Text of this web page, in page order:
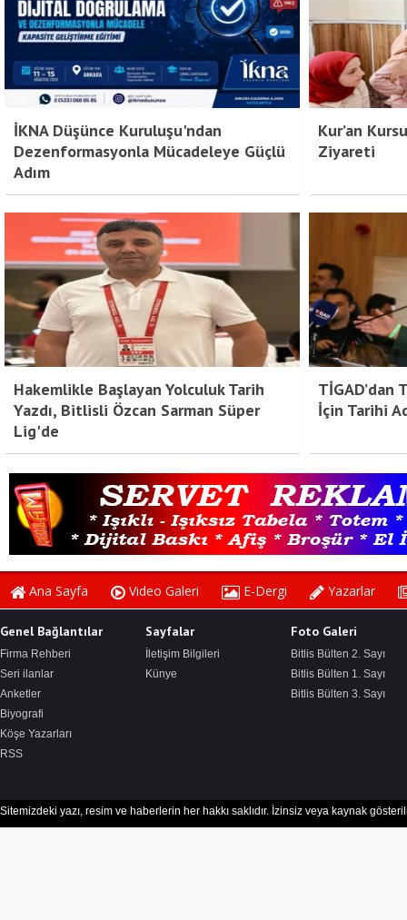
İKNA Düşünce Kuruluşu'ndan
Dezenformasyonla Mücadeleye Güçlü
Adım
Kur’an
Ziyareti
Hakemlikle Başlayan Yolculuk Tarih
Yazdı, Bitlisli Özcan Sarman Süper
Lig'de
İçin Tarihi
Ana Sayfa Video Galeri E-Dergi Yazarlar
Genel Bağlantılar
Firma Rehberi
Seri ilanlar
Anketler
Biyografi
Köşe Yazarları
RSS
Sayfalar
İletişim Bilgileri
Künye
Foto Galeri
Bitlis Bülten 2. Sayı
Bitlis Bülten 1. Sayı
Bitlis Bülten 3. Sayı
Sitemizdeki yazı, resim ve haberlerin her hakkı saklıdır. İzinsiz veya kaynak